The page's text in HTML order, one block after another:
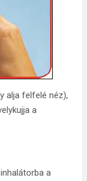
alja felfelé néz),
a
a